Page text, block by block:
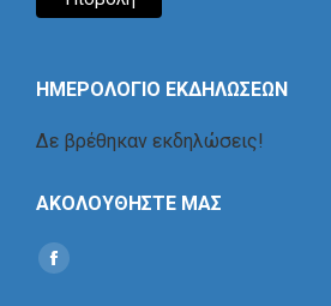
ΗΜΕΡΟΛΟΓΙΟ ΕΚΔΗΛΩΣΕΩΝ
Δε βρέθηκαν εκδηλώσεις!
ΑΚΟΛΟΥΘΗΣΤΕ ΜΑΣ
Find us on:
Social